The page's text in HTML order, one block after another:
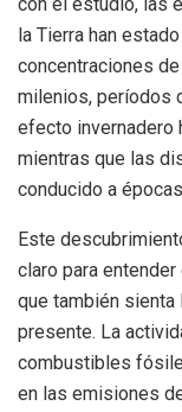
la Tierra han
concentraciones
milenios, períodos
efecto invernadero
mientras que las
conducido a
Este
claro para
que también sienta
presente. La
combustibles
en las emisiones